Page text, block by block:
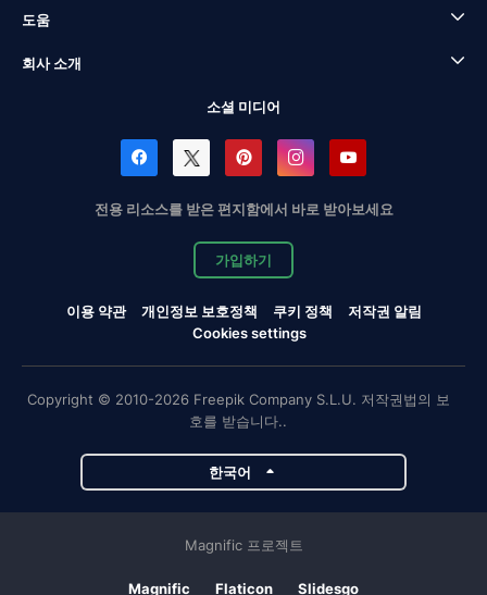
도움
회사 소개
소셜 미디어
전용 리소스를 받은 편지함에서 바로 받아보세요
가입하기
이용 약관 개인정보 보호정책 쿠키 정책
저작권 알림
Cookies settings
Copyright © 2010-2026 Freepik Company S.L.U. 저작권법의 보
호를 받습니다..
한국어
Magnific 프로젝트
Magnific Flaticon Slidesgo